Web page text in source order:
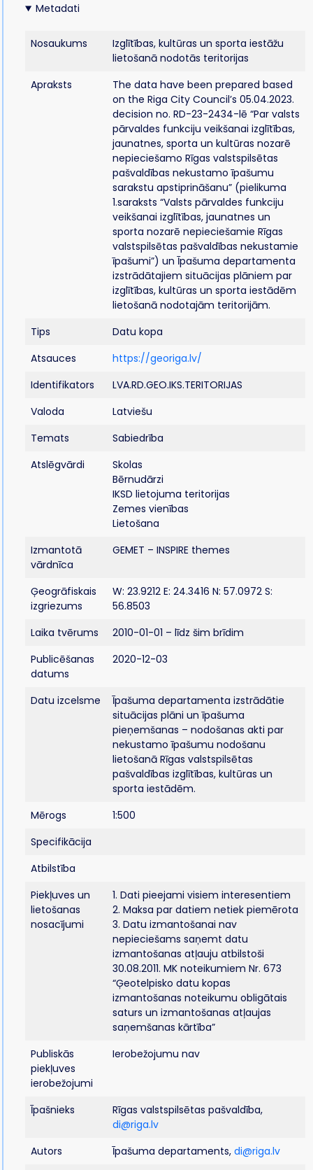
Metadati
Nosaukums
Izglītības, kultūras un sporta iestāžu
lietošanā nodotās teritorijas
Apraksts
The data have been prepared based
on the Riga City Council’s 05.04.2023.
decision no. RD-23-2434-lē “Par valsts
pārvaldes funkciju veikšanai izglītības,
jaunatnes, sporta un kultūras nozarē
nepieciešamo Rīgas valstspilsētas
pašvaldības nekustamo īpašumu
sarakstu apstiprināšanu” (pielikuma
1.saraksts “Valsts pārvaldes funkciju
veikšanai izglītības, jaunatnes un
sporta nozarē nepieciešamie Rīgas
valstspilsētas pašvaldības nekustamie
īpašumi”) un Īpašuma departamenta
izstrādātajiem situācijas plāniem par
izglītības, kultūras un sporta iestādēm
lietošanā nodotajām teritorijām.
Tips
Datu kopa
Atsauces
https://georiga.lv/
Identifikators
LVA.RD.GEO.IKS.TERITORIJAS
Valoda
Latviešu
Temats
Sabiedrība
Atslēgvārdi
Skolas
Bērnudārzi
IKSD lietojuma teritorijas
Zemes vienības
Lietošana
Izmantotā
vārdnīca
GEMET – INSPIRE themes
Ģeogrāfiskais
izgriezums
W: 23.9212 E: 24.3416 N: 57.0972 S:
56.8503
Laika tvērums
2010-01-01 – līdz šim brīdim
Publicēšanas
datums
2020-12-03
Datu izcelsme
Īpašuma departamenta izstrādātie
situācijas plāni un īpašuma
pieņemšanas – nodošanas akti par
nekustamo īpašumu nodošanu
lietošanā Rīgas valstspilsētas
pašvaldības izglītības, kultūras un
sporta iestādēm.
Mērogs
1:500
Specifikācija
Atbilstība
Piekļuves un
lietošanas
nosacījumi
1. Dati pieejami visiem interesentiem
2. Maksa par datiem netiek piemērota
3. Datu izmantošanai nav
nepieciešams saņemt datu
izmantošanas atļauju atbilstoši
30.08.2011. MK noteikumiem Nr. 673
“Ģeotelpisko datu kopas
izmantošanas noteikumu obligātais
saturs un izmantošanas atļaujas
saņemšanas kārtība”
Publiskās
piekļuves
ierobežojumi
Ierobežojumu nav
Īpašnieks
Rīgas valstspilsētas pašvaldība,
di@riga.lv
Autors
Īpašuma departaments, di@riga.lv